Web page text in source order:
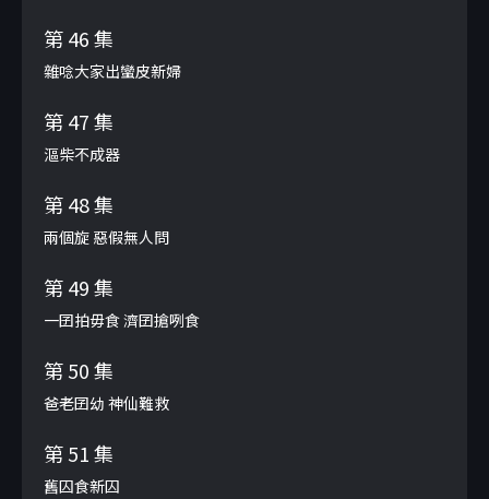
第 46 集
雜唸大家出蠻皮新婦
第 47 集
漚柴不成器
第 48 集
兩個旋 惡假無人問
第 49 集
一囝拍毋食 濟囝搶咧食
第 50 集
爸老囝幼 神仙難救
第 51 集
舊囚食新囚